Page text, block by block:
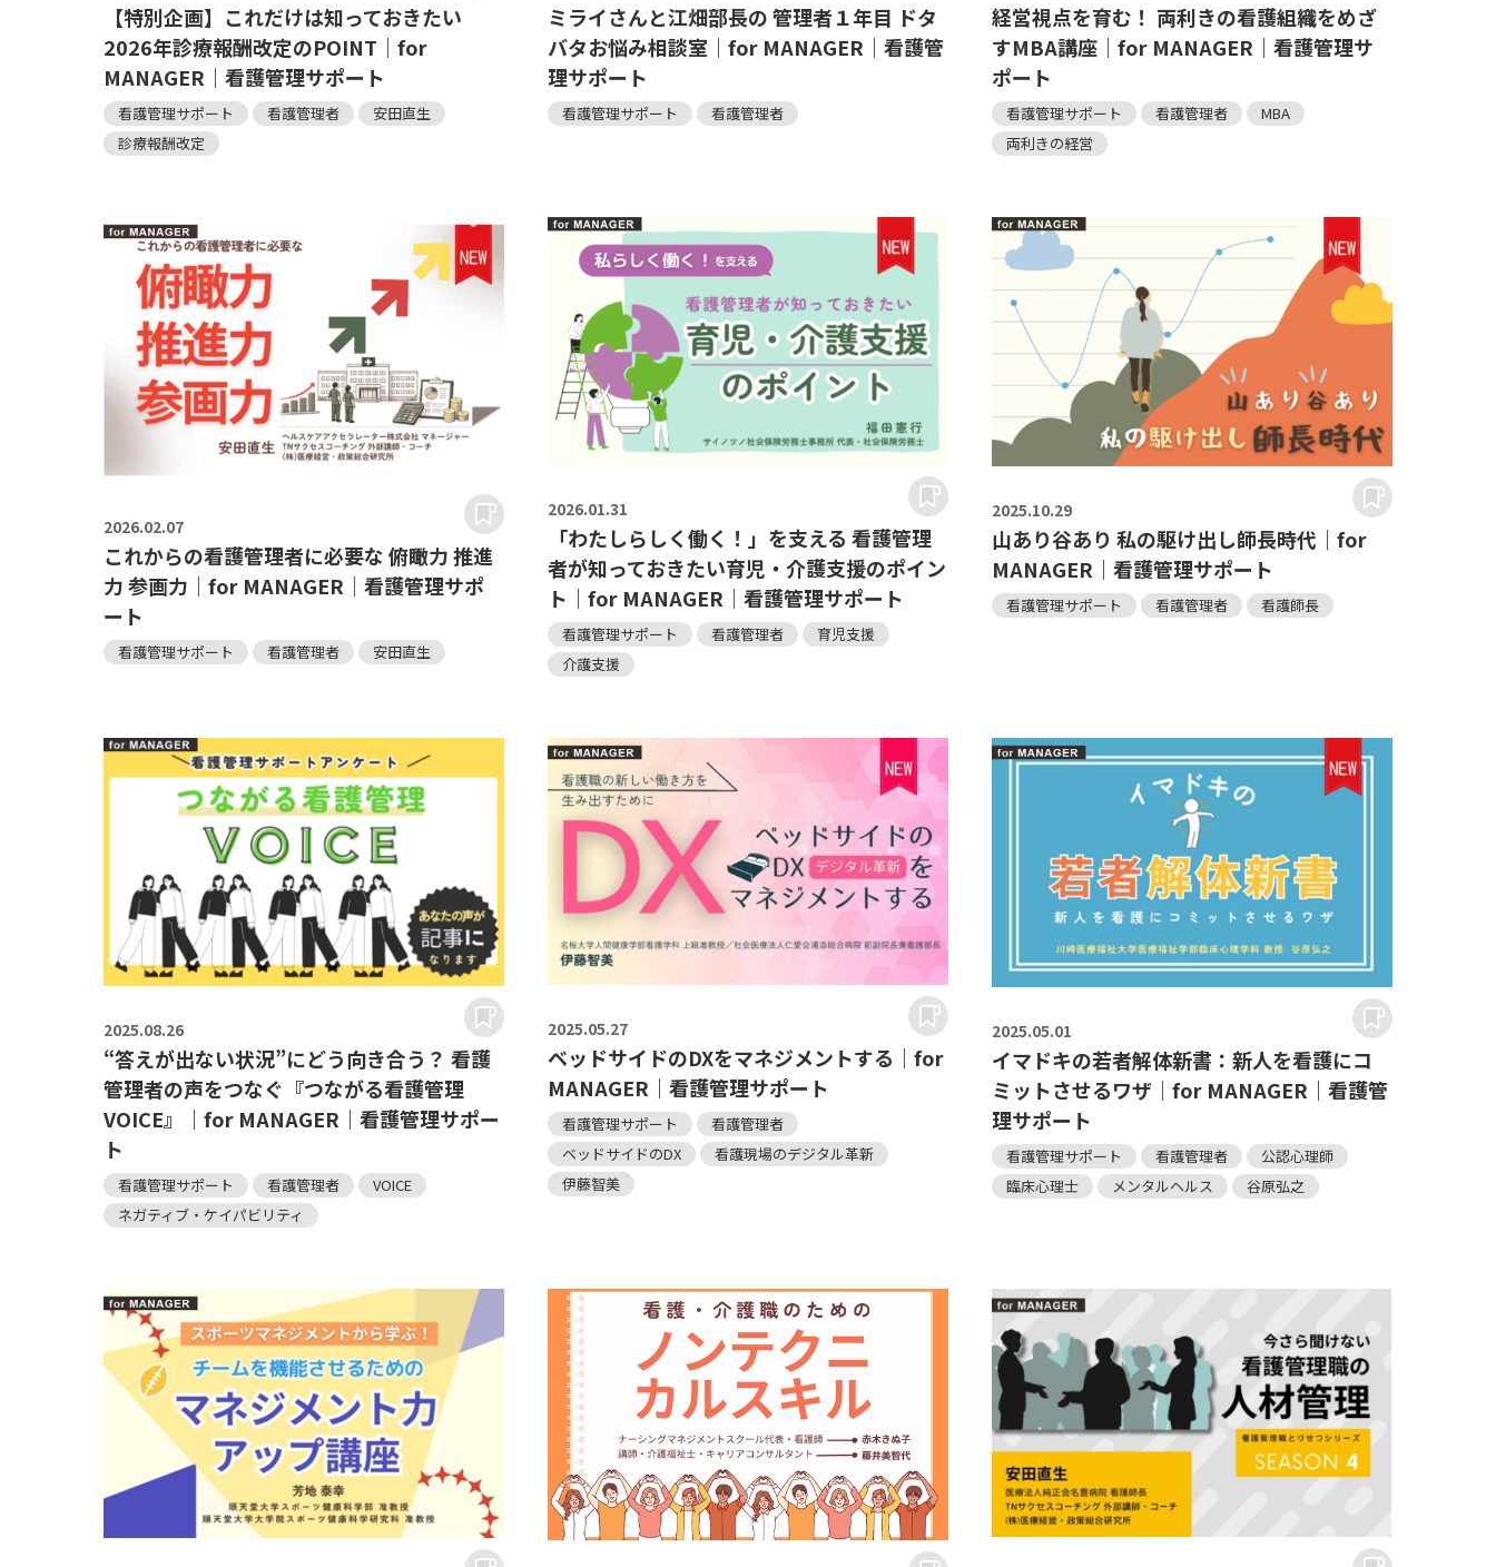
【特別企画】これだけは知っておきたい
2026年診療報酬改定のPOINT｜for
MANAGER｜看護管理サポート
看護管理サポート 看護管理者
安田直生
診療報酬改定
ミライさんと江畑部長の 管理者１年目 ドタ
バタお悩み相談室｜for MANAGER｜看護管
理サポート
看護管理サポート 看護管理者
経営視点を育む！ 両利きの看護組織をめざ
すMBA講座｜for MANAGER｜看護管理サ
ポート
看護管理サポート 看護管理者
MBA
両利きの経営
2026.02.07
これからの看護管理者に必要な 俯瞰力 推進
力 参画力｜for MANAGER｜看護管理サポ
ート
看護管理サポート 看護管理者 安田直生
2026.01.31
「わたしらしく働く！」を支える 看護管理
者が知っておきたい育児・介護支援のポイン
ト｜for MANAGER｜看護管理サポート
看護管理サポート 看護管理者
育児支援
介護支援
2025.10.29
山あり谷あり 私の駆け出し師長時代｜for
MANAGER｜看護管理サポート
看護管理サポート 看護管理者 看護師長
2025.08.26
“答えが出ない状況”にどう向き合う？ 看護
管理者の声をつなぐ『つながる看護管理
VOICE』｜for MANAGER｜看護管理サポー
ト
看護管理サポート 看護管理者
VOICE
ネガティブ・ケイパビリティ
2025.05.27
ベッドサイドのDXをマネジメントする｜for
MANAGER｜看護管理サポート
看護管理サポート
看護管理者
ベッドサイドのDX
看護現場のデジタル革新
伊藤智美
2025.05.01
イマドキの若者解体新書：新人を看護にコ
ミットさせるワザ｜for MANAGER｜看護管
理サポート
看護管理サポート 看護管理者
公認心理師
臨床心理士
メンタルヘルス 谷原弘之